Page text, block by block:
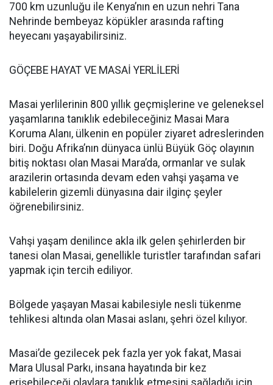
700 km uzunluğu ile Kenya’nın en uzun nehri Tana
Nehrinde bembeyaz köpükler arasında rafting
heyecanı yaşayabilirsiniz.
GÖÇEBE HAYAT VE MASAİ YERLİLERİ
Masai yerlilerinin 800 yıllık geçmişlerine ve geleneksel
yaşamlarına tanıklık edebileceğiniz Masai Mara
Koruma Alanı, ülkenin en popüler ziyaret adreslerinden
biri. Doğu Afrika’nın dünyaca ünlü Büyük Göç olayının
bitiş noktası olan Masai Mara’da, ormanlar ve sulak
arazilerin ortasında devam eden vahşi yaşama ve
kabilelerin gizemli dünyasına dair ilginç şeyler
öğrenebilirsiniz.
Vahşi yaşam denilince akla ilk gelen şehirlerden bir
tanesi olan Masai, genellikle turistler tarafından safari
yapmak için tercih ediliyor.
Bölgede yaşayan Masai kabilesiyle nesli tükenme
tehlikesi altında olan Masai aslanı, şehri özel kılıyor.
Masai’de gezilecek pek fazla yer yok fakat, Masai
Mara Ulusal Parkı, insana hayatında bir kez